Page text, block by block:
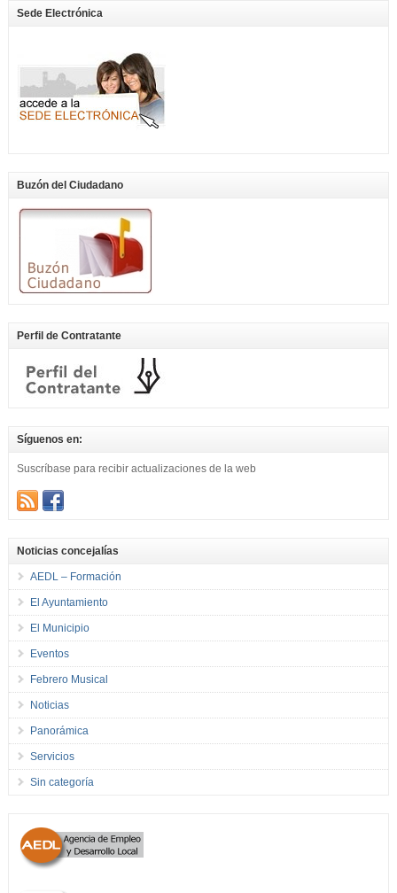
Sede Electrónica
Buzón del Ciudadano
Perfil de Contratante
Síguenos en:
Suscríbase para recibir actualizaciones de la web
Noticias concejalías
AEDL – Formación
El Ayuntamiento
El Municipio
Eventos
Febrero Musical
Noticias
Panorámica
Servicios
Sin categoría